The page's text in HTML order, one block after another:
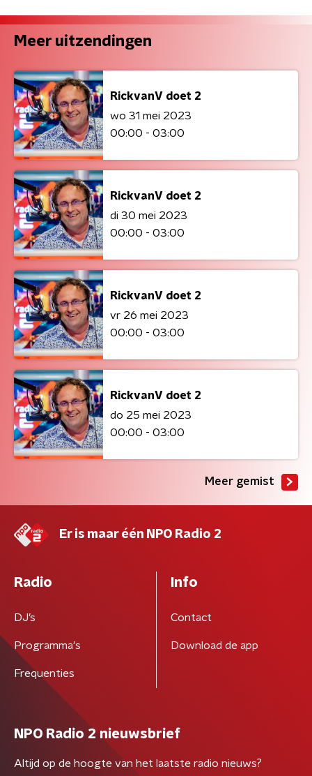
Meer uitzendingen
RickvanV doet 2
wo 31 mei 2023
00:00 - 03:00
RickvanV doet 2
di 30 mei 2023
00:00 - 03:00
RickvanV doet 2
vr 26 mei 2023
00:00 - 03:00
RickvanV doet 2
do 25 mei 2023
00:00 - 03:00
Meer gemist
Er is maar één NPO Radio 2
Radio
DJ’s
Programma's
Frequenties
Info
Contact
Download de app
NPO Radio 2 nieuwsbrief
Altijd op de hoogte van het laatste radio nieuws?